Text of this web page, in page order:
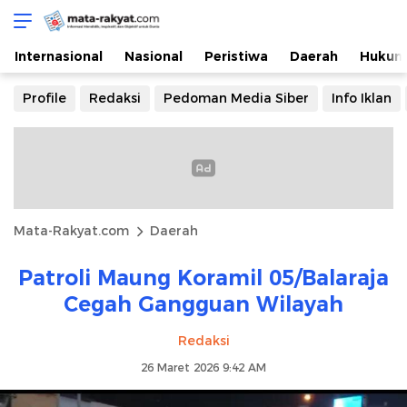
Mata-Rakyat.com
Informasi Mendidik, Inspiratif, Objektif dan Lugas
Internasional Nasional Peristiwa Daerah Hukum
Profile Redaksi Pedoman Media Siber Info Iklan
Mata-Rakyat.com Daerah
Patroli Maung Koramil 05/Balaraja
Cegah Gangguan Wilayah
Redaksi
26 Maret 2026 9:42 AM